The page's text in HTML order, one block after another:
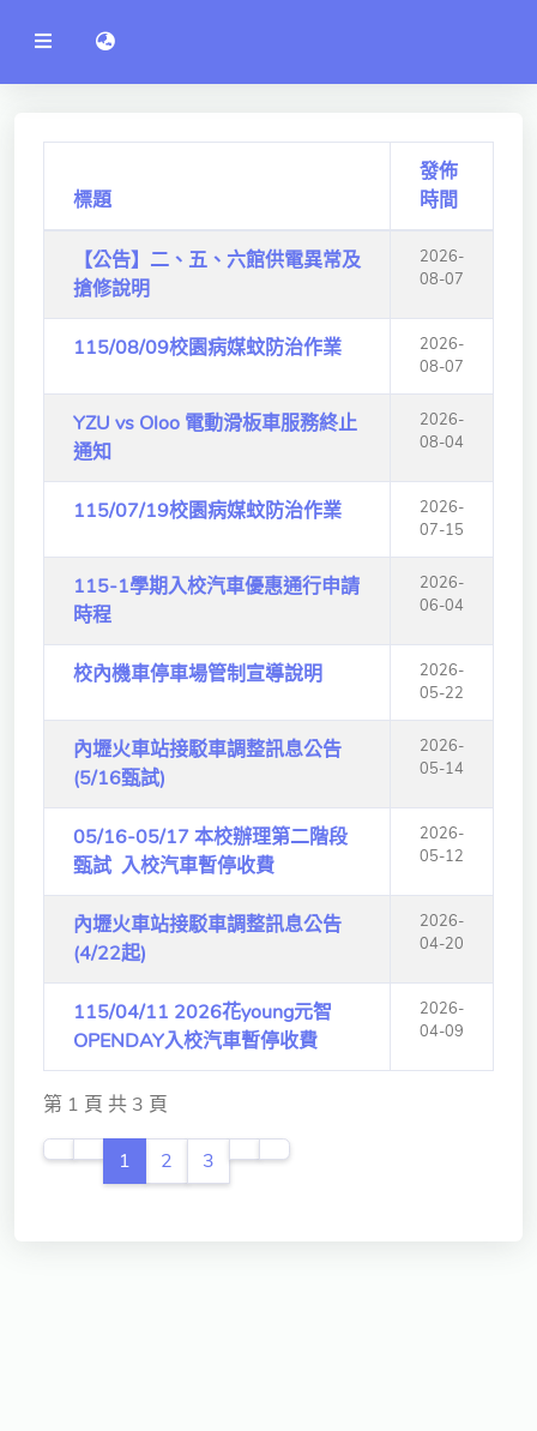
公
告
系
管理學院
人文社社會學院
醫護學院
研究中心
通識教學部
獨立學術單位
語言切換 language switch
標題
發佈
時間
【公告】二、五、六館供電異常及
搶修說明
2026-
08-07
115/08/09校園病媒蚊防治作業
2026-
08-07
YZU vs Oloo 電動滑板車服務終止
通知
2026-
08-04
115/07/19校園病媒蚊防治作業
2026-
07-15
115-1學期入校汽車優惠通行申請
時程
2026-
06-04
校內機車停車場管制宣導說明
2026-
05-22
內壢火車站接駁車調整訊息公告
(5/16甄試)
2026-
05-14
05/16-05/17 本校辦理第二階段
甄試 入校汽車暫停收費
2026-
05-12
內壢火車站接駁車調整訊息公告
(4/22起)
2026-
04-20
115/04/11 2026花young元智
OPENDAY入校汽車暫停收費
2026-
04-09
第 1 頁 共 3 頁
1 2 3